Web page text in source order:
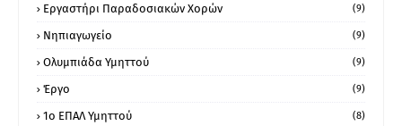
Εργαστήρι Παραδοσιακών Χορών (9)
Νηπιαγωγείο (9)
Ολυμπιάδα Υμηττού (9)
Έργο (9)
1o ΕΠΑΛ Υμηττού (8)